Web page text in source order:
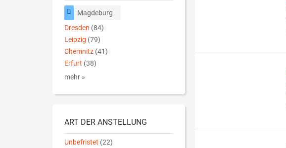
Magdeburg
Dresden (84)
Leipzig (79)
Chemnitz (41)
Erfurt (38)
mehr »
ART DER ANSTELLUNG
Unbefristet (22)